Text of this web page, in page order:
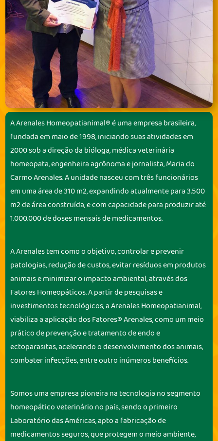
A Arenales Homeopatianimal® é uma empresa brasileira,
fundada em maio de 1998, iniciando suas atividades em
2000 sob a direção da bióloga, médica veterinária
homeopata, engenheira agrônoma e jornalista, Maria do
Carmo Arenales. A unidade nasceu com três funcionários
em uma área de 310 m2, expandindo atualmente para 3.500
m2 de área construída, e com capacidade para produzir até
1.000.000 de doses mensais de medicamentos.
A Arenales tem como o objetivo, controlar e prevenir
patologias, redução de custos, evitar resíduos em produtos
animais e minimizar o impacto ambiental, através dos
Fatores Homeopáticos. A partir de pesquisas e
investimentos tecnológicos, a Arenales Homeopatianimal,
viabiliza a aplicação dos Fatores® Arenales, como um meio
prático de prevenção e tratamento de endo e
ectoparasitas, acelerando o desenvolvimento dos animais,
combater infecções, entre outro inúmeros benefícios.
Somos uma empresa pioneira na tecnologia no segmento
homeopático veterinário no país, sendo o primeiro
Laboratório das Américas, apto a fabricação de
medicamentos seguros, que protegem o meio ambiente,